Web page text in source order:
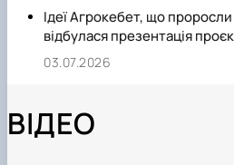
Ідеї Агрокебет, що
відбулася презентація
03.07.2026
ВІДЕО